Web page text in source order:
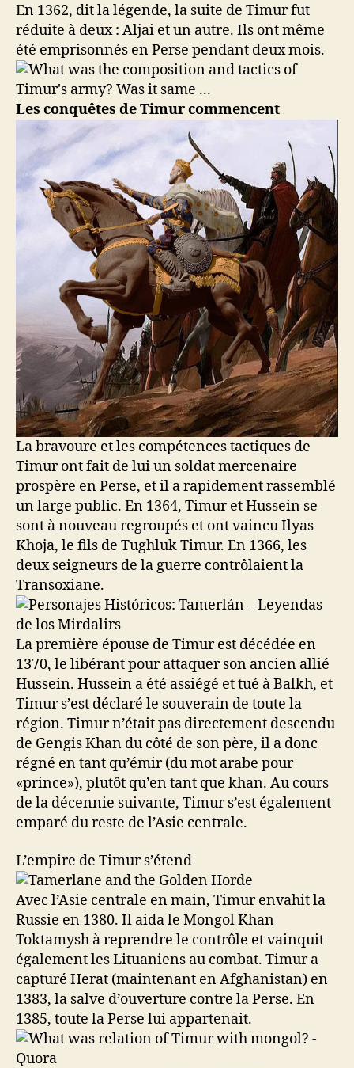
En 1362, dit la légende, la suite de Timur fut
réduite à deux : Aljai et un autre. Ils ont même
été emprisonnés en Perse pendant deux mois.
Les conquêtes de Timur commencent
La bravoure et les compétences tactiques de
Timur ont fait de lui un soldat mercenaire
prospère en Perse, et il a rapidement rassemblé
un large public. En 1364, Timur et Hussein se
sont à nouveau regroupés et ont vaincu Ilyas
Khoja, le fils de Tughluk Timur. En 1366, les
deux seigneurs de la guerre contrôlaient la
Transoxiane.
La première épouse de Timur est décédée en
1370, le libérant pour attaquer son ancien allié
Hussein. Hussein a été assiégé et tué à Balkh, et
Timur s’est déclaré le souverain de toute la
région. Timur n’était pas directement descendu
de Gengis Khan du côté de son père, il a donc
régné en tant qu’émir (du mot arabe pour
«prince»), plutôt qu’en tant que khan. Au cours
de la décennie suivante, Timur s’est également
emparé du reste de l’Asie centrale.
L’empire de Timur s’étend
Avec l’Asie centrale en main, Timur envahit la
Russie en 1380. Il aida le Mongol Khan
Toktamysh à reprendre le contrôle et vainquit
également les Lituaniens au combat. Timur a
capturé Herat (maintenant en Afghanistan) en
1383, la salve d’ouverture contre la Perse. En
1385, toute la Perse lui appartenait.